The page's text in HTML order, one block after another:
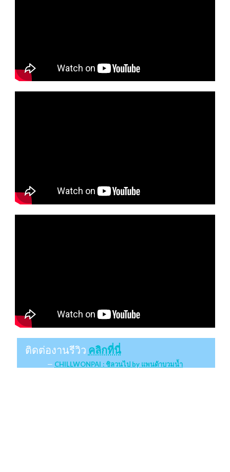
ติดต่องานรีวิว คลิกที่นี่
CHILLWONPAI : ชิลวนไป by แพนด้าบวมน้ำ